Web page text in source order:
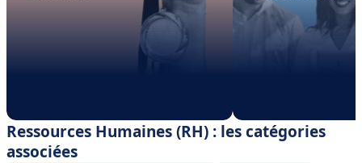
Ressources Humaines (RH) : les catégories
associées